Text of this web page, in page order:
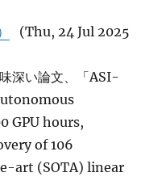
(Thu, 24 Jul 2025
深い論文、「ASI-
GPU hours,
of 106
art (SOTA) linear